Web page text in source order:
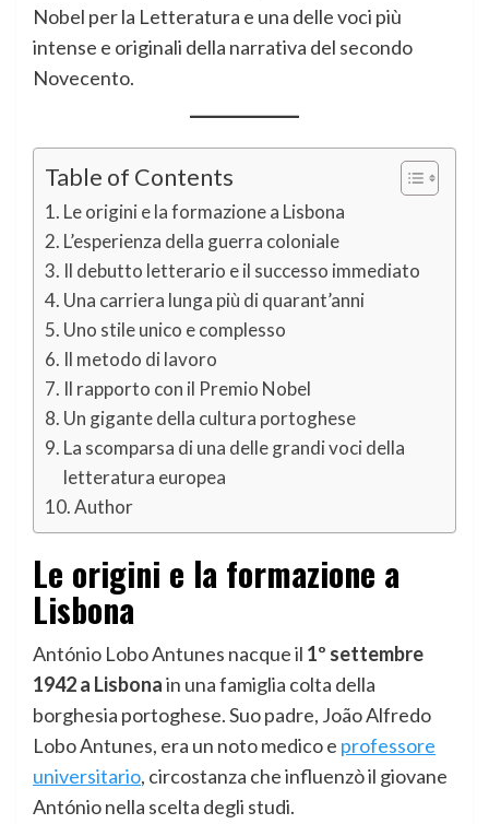
Nobel per la Letteratura e una delle voci più
intense e originali della narrativa del secondo
Novecento.
Table of Contents
Le origini e la formazione a Lisbona
L’esperienza della guerra coloniale
Il debutto letterario e il successo immediato
Una carriera lunga più di quarant’anni
Uno stile unico e complesso
Il metodo di lavoro
Il rapporto con il Premio Nobel
Un gigante della cultura portoghese
La scomparsa di una delle grandi voci della
letteratura europea
Author
Le origini e la formazione a
Lisbona
António Lobo Antunes nacque il 1º settembre
1942 a Lisbonain una famiglia colta della
borghesia portoghese. Suo padre, João Alfredo
Lobo Antunes, era un noto medico e professore
universitario, circostanza che influenzò il giovane
António nella scelta degli studi.